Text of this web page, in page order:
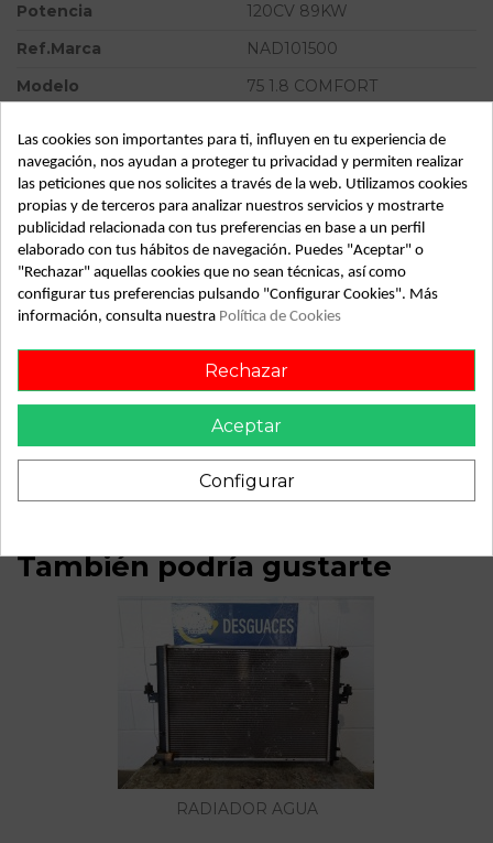
Potencia
120CV 89KW
Ref.Marca
NAD101500
Modelo
75 1.8 COMFORT
Almacén
49349
SubAlmacén
364
SubSubAlmacén
100029711
ID: 813562
Fecha disponible: 2022-05-26
Descripción
Recambio de motor arranque para rover 75 1.8 comfort
referencia OEM IAM 2280007801 NAD101500
También podría gustarte
RADIADOR AGUA
Las cookies son importantes para ti, influyen en tu experiencia de
navegación, nos ayudan a proteger tu privacidad y permiten realizar
las peticiones que nos solicites a través de la web. Utilizamos cookies
propias y de terceros para analizar nuestros servicios y mostrarte
publicidad relacionada con tus preferencias en base a un perfil
elaborado con tus hábitos de navegación. Puedes "Aceptar" o
"Rechazar" aquellas cookies que no sean técnicas, así como
configurar tus preferencias pulsando "Configurar Cookies". Más
información, consulta nuestra Política de Cookies
Rechazar
Aceptar
Configurar